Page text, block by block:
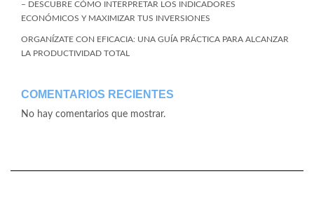
– DESCUBRE CÓMO INTERPRETAR LOS INDICADORES
ECONÓMICOS Y MAXIMIZAR TUS INVERSIONES
ORGANÍZATE CON EFICACIA: UNA GUÍA PRÁCTICA PARA ALCANZAR
LA PRODUCTIVIDAD TOTAL
COMENTARIOS RECIENTES
No hay comentarios que mostrar.